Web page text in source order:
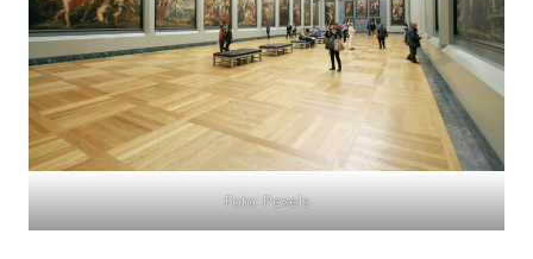
Foto: Pexels